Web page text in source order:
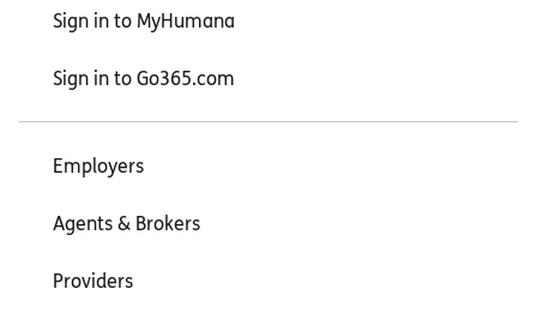
Sign in to MyHumana
Sign in to Go365.com
Employers
Agents & Brokers
Providers